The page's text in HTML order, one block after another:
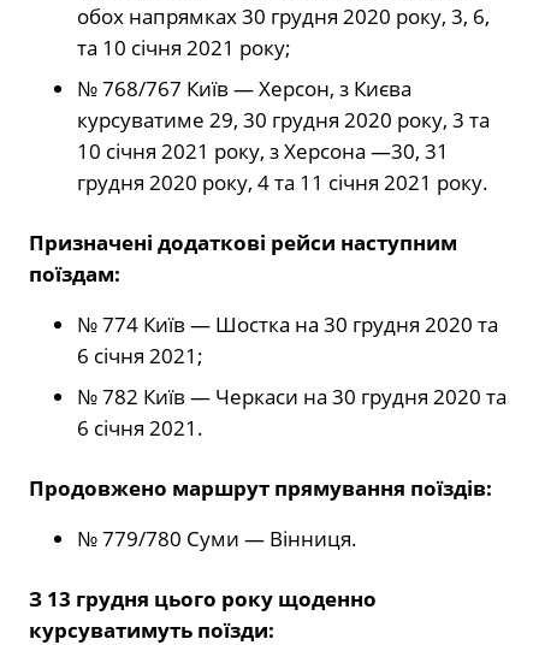
обох напрямках 30 грудня 2020 року, 3, 6,
та 10 січня 2021 року;
№ 768/767 Київ — Херсон, з Києва
курсуватиме 29, 30 грудня 2020 року, 3 та
10 січня 2021 року, з Херсона —30, 31
грудня 2020 року, 4 та 11 січня 2021 року.
Призначені додаткові рейси наступним
поїздам:
№ 774 Київ — Шостка на 30 грудня 2020 та
6 січня 2021;
№ 782 Київ — Черкаси на 30 грудня 2020 та
6 січня 2021.
Продовжено маршрут прямування поїздів:
№ 779/780 Суми — Вінниця.
З 13 грудня цього року щоденно
курсуватимуть поїзди: